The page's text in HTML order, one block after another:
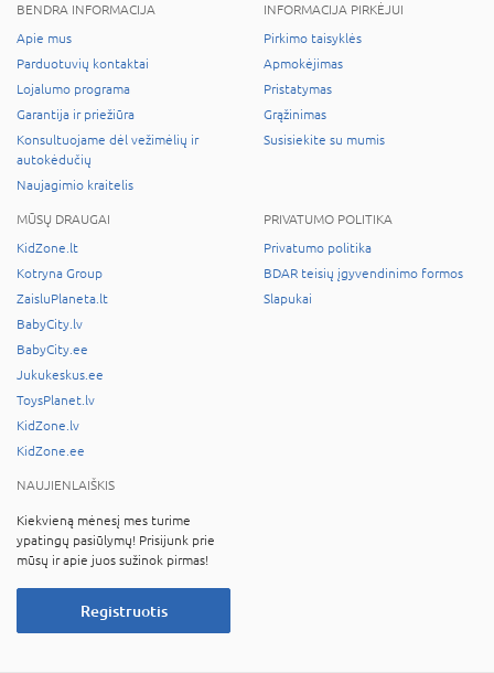
BENDRA INFORMACIJA
Apie mus
Parduotuvių kontaktai
Lojalumo programa
Garantija ir priežiūra
Konsultuojame dėl vežimėlių ir
autokėdučių
Naujagimio kraitelis
INFORMACIJA PIRKĖJUI
Pirkimo taisyklės
Apmokėjimas
Pristatymas
Grąžinimas
Susisiekite su mumis
MŪSŲ DRAUGAI
KidZone.lt
Kotryna Group
ZaisluPlaneta.lt
BabyCity.lv
BabyCity.ee
Jukukeskus.ee
ToysPlanet.lv
KidZone.lv
KidZone.ee
PRIVATUMO POLITIKA
Privatumo politika
BDAR teisių įgyvendinimo formos
Slapukai
NAUJIENLAIŠKIS
Kiekvieną mėnesį mes turime
ypatingų pasiūlymų! Prisijunk prie
mūsų ir apie juos sužinok pirmas!
Registruotis